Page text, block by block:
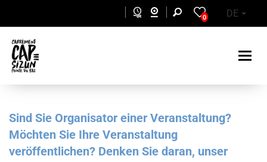
0 DE
Sind Sie Organisator einer Veranstaltung?
Möchten Sie Ihre Veranstaltung
veröffentlichen? Denken Sie daran, unser